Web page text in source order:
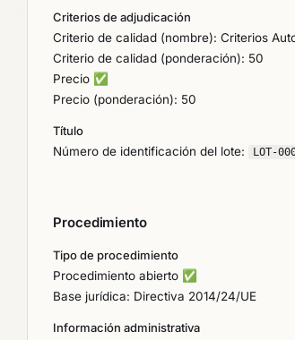
Criterios de adjudicación
Criterio de calidad (nombre): Criterios
Criterio de calidad (ponderación): 50
Precio ✅
Precio (ponderación): 50
Título
Número de identificación del lote:
LOT-
Procedimiento
Tipo de procedimiento
Procedimiento abierto ✅
Base jurídica: Directiva 2014/24/UE
Información administrativa